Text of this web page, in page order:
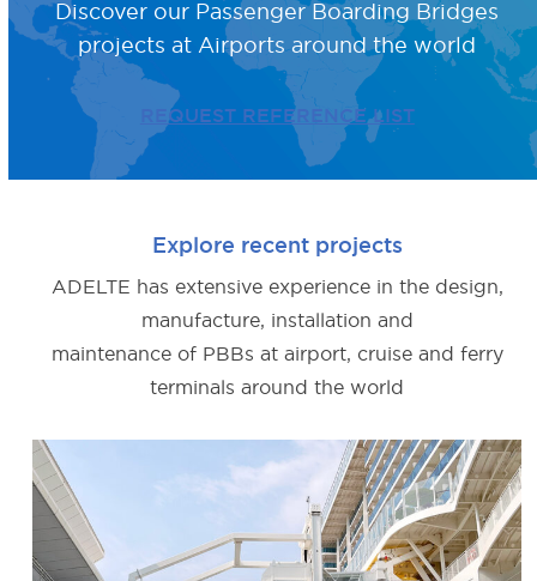
Discover our Passenger Boarding Bridges
projects at Airports around the world
REQUEST REFERENCE LIST
Explore recent projects
ADELTE has extensive experience in the design,
manufacture, installation and
maintenance of PBBs at airport, cruise and ferry
terminals around the world